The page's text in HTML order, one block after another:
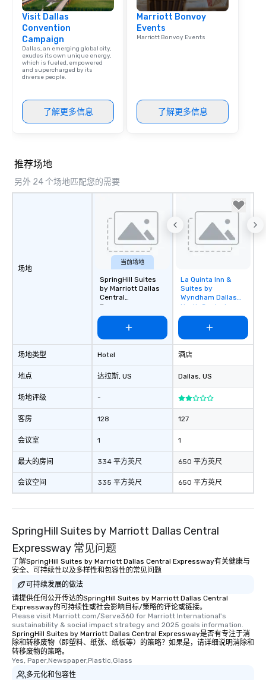
Visit Dallas
Convention
Campaign
Dallas, an emerging global city,
exudes its own unique energy,
which is fueled, empowered
and supercharged by its
diverse people.
了解更多信息
Marriott Bonvoy
Events
Marriott Bonvoy Events
了解更多信息
推荐场地
另外 24 个场地匹配您的需要
场地
场地类型
地点
场地评级
客房
会议室
最大的房间
会议空间
当前场地
SpringHill Suites
by Marriott Dallas
Central
Expressway
Hotel
达拉斯, US
-
128
1
334 平方英尺
335 平方英尺
Removed from
favorites
La Quinta Inn &
Suites by
Wyndham Dallas
North Central
酒店
Dallas, US
127
1
650 平方英尺
650 平方英尺
SpringHill Suites by Marriott Dallas Central
Expressway 常见问题
了解SpringHill Suites by Marriott Dallas Central Expressway有关健康与
安全、可持续性以及多样性和包容性的常见问题
可持续发展的做法
请提供任何公开传达的SpringHill Suites by Marriott Dallas Central
Expressway的可持续性或社会影响目标/策略的评论或链接。
Please visit Marriott.com/Serve360 for Marriott International's
sustainability & social impact strategy and 2025 goals information.
SpringHill Suites by Marriott Dallas Central Expressway是否有专注于消
除和转移废物（即塑料、纸张、纸板等）的策略？如果是，请详细说明消除和
转移废物的策略。
Yes, Paper,Newspaper,Plastic,Glass
多元化和包容性